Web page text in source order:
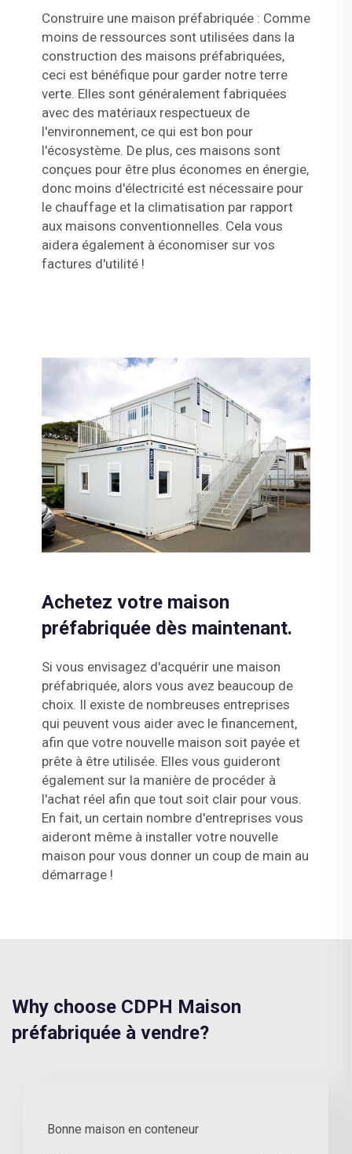
Construire une maison préfabriquée : Comme
moins de ressources sont utilisées dans la
construction des maisons préfabriquées,
ceci est bénéfique pour garder notre terre
verte. Elles sont généralement fabriquées
avec des matériaux respectueux de
l'environnement, ce qui est bon pour
l'écosystème. De plus, ces maisons sont
conçues pour être plus économes en énergie,
donc moins d'électricité est nécessaire pour
le chauffage et la climatisation par rapport
aux maisons conventionnelles. Cela vous
aidera également à économiser sur vos
factures d'utilité !
Achetez votre maison
préfabriquée dès maintenant.
Si vous envisagez d'acquérir une maison
préfabriquée, alors vous avez beaucoup de
choix. Il existe de nombreuses entreprises
qui peuvent vous aider avec le financement,
afin que votre nouvelle maison soit payée et
prête à être utilisée. Elles vous guideront
également sur la manière de procéder à
l'achat réel afin que tout soit clair pour vous.
En fait, un certain nombre d'entreprises vous
aideront même à installer votre nouvelle
maison pour vous donner un coup de main au
démarrage !
Why choose CDPH Maison
préfabriquée à vendre?
Bonne maison en conteneur